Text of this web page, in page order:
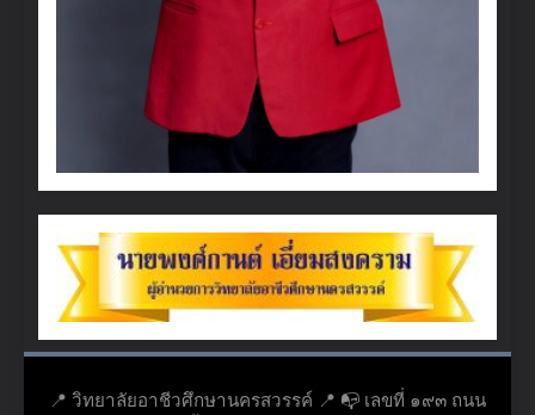
📍 วิทยาลัยอาชีวศึกษานครสวรรค์ 📍 📭 เลขที่ ๑๙๓ ถนน